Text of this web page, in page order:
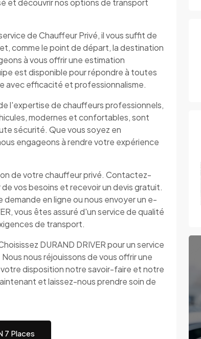
et découvrir nos options de transport
de Chauffeur Privé, il vous suffit de
comme le point de départ, la destination
à vous offrir une estimation
est disponible pour répondre à toutes
avec efficacité et professionnalisme.
l'expertise de chauffeurs professionnels,
modernes et confortables, sont
sécurité. Que vous soyez en
engageons à rendre votre expérience
de votre chauffeur privé. Contactez-
vos besoins et recevoir un devis gratuit.
en ligne ou nous envoyer un e-
vous êtes assuré d'un service de qualité
de transport.
DURAND DRIVER pour un service
nous réjouissons de vous offrir une
disposition notre savoir-faire et notre
et laissez-nous prendre soin de
7 Places